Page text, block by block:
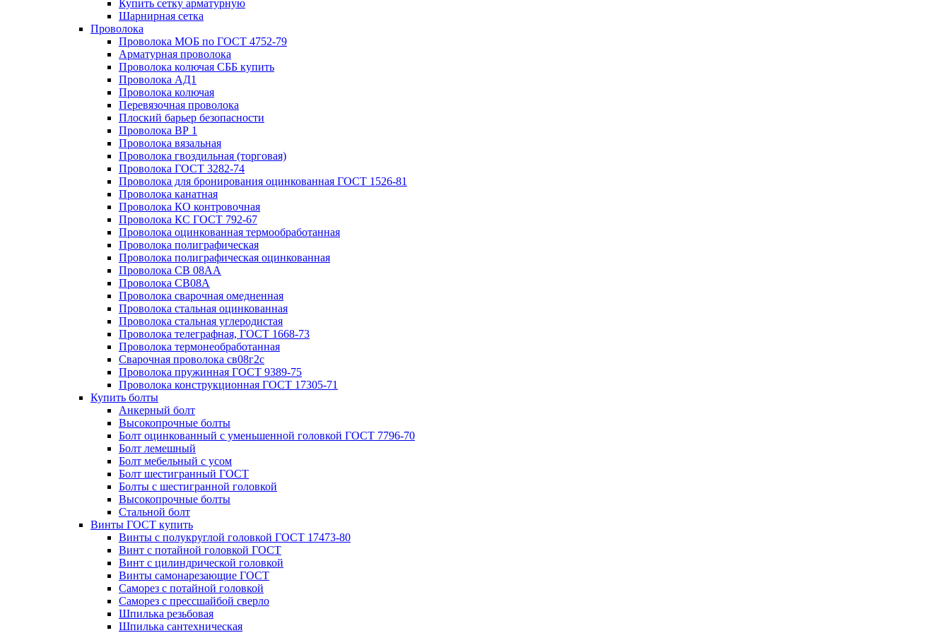
Купить сетку арматурную
Шарнирная сетка
Проволока
Проволока МОБ по ГОСТ 4752-79
Арматурная проволока
Проволока колючая СББ купить
Проволока АД1
Проволока колючая
Перевязочная проволока
Плоский барьер безопасности
Проволока ВР 1
Проволока вязальная
Проволока гвоздильная (торговая)
Проволока ГОСТ 3282-74
Проволока для бронирования оцинкованная ГОСТ 1526-81
Проволока канатная
Проволока КО контровочная
Проволока КС ГОСТ 792-67
Проволока оцинкованная термообработанная
Проволока полиграфическая
Проволока полиграфическая оцинкованная
Проволока СВ 08АА
Проволока СВ08А
Проволока сварочная омедненная
Проволока стальная оцинкованная
Проволока стальная углеродистая
Проволока телеграфная, ГОСТ 1668-73
Проволока термонеобработанная
Сварочная проволока св08г2с
Проволока пружинная ГОСТ 9389-75
Проволока конструкционная ГОСТ 17305-71
Купить болты
Анкерный болт
Высокопрочные болты
Болт оцинкованный с уменьшенной головкой ГОСТ 7796-70
Болт лемешный
Болт мебельный с усом
Болт шестигранный ГОСТ
Болты с шестигранной головкой
Высокопрочные болты
Стальной болт
Винты ГОСТ купить
Винты с полукруглой головкой ГОСТ 17473-80
Винт с потайной головкой ГОСТ
Винт с цилиндрической головкой
Винты самонарезающие ГОСТ
Саморез с потайной головкой
Саморез с прессшайбой сверло
Шпилька резьбовая
Шпилька сантехническая